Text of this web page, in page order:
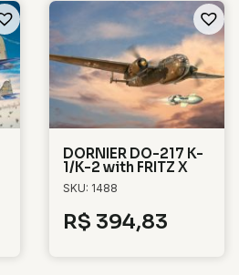
DORNIER DO-217 K-
1/K-2 with FRITZ X
SKU: 1488
R$ 394,83